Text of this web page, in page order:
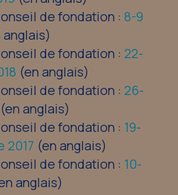
de fondation : 8-9
anglais)
de fondation : 22-
(en anglais)
de fondation : 26-
(en anglais)
de fondation : 19-
2017 (en anglais)
de fondation : 10-
anglais)